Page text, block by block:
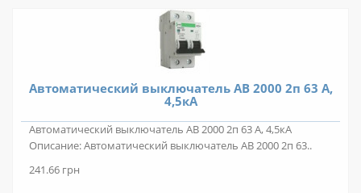
Автоматический выключатель АВ 2000 2п 63 А,
4,5кА
Автоматический выключатель АВ 2000 2п 63 А, 4,5кА
Описание: Автоматический выключатель АВ 2000 2п 63..
241.66 грн